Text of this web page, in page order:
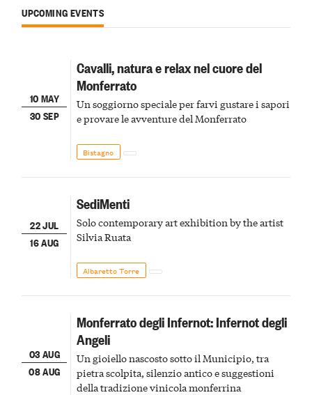
UPCOMING EVENTS
10 MAY
30 SEP
Cavalli, natura e relax nel cuore del
Monferrato
Un soggiorno speciale per farvi gustare i sapori
e provare le avventure del Monferrato
Bistagno
22 JUL
16 AUG
SediMenti
Solo contemporary art exhibition by the artist
Silvia Ruata
Albaretto Torre
03 AUG
08 AUG
Monferrato degli Infernot: Infernot degli
Angeli
Un gioiello nascosto sotto il Municipio, tra
pietra scolpita, silenzio antico e suggestioni
della tradizione vinicola monferrina